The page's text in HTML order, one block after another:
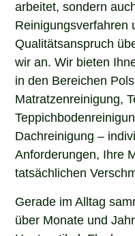
arbeitet, sondern
Reinigungsverfahren
Qualitätsanspruch
wir an. Wir bieten
in den Bereichen
Matratzenreinigung,
Dachreinigung –
Anforderungen, Ihre
tatsächlichen
Gerade im Alltag
über Monate und